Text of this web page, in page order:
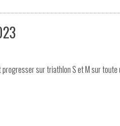
sur triathlon S et M sur